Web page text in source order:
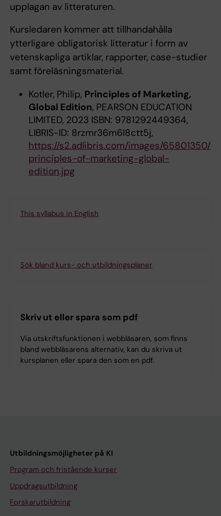
upplagan av litteraturen.
Kursledaren kommer att tillhandahålla
ytterligare obligatorisk litteratur i form av
vetenskapliga artiklar, rapporter, case-studier
samt föreläsningsmaterial.
Kotler, Philip, Principles of Marketing,
Global Edition, PEARSON EDUCATION
LIMITED, 2023 ISBN: 9781292449364,
LIBRIS-ID: 8rzmr36m6l8ctt5j,
https://s2.adlibris.com/images/65801350/
principles-of-marketing-global-
edition.jpg
This syllabus in English
Sök bland kurs- och utbildningsplaner
Skriv ut eller spara som pdf
Via utskriftsfunktionen i webbläsaren, som finns
bland webbläsarens alternativ, kan du skriva ut
kursplanen eller spara den som en pdf.
Utbildningsmöjligheter på KI
Program och fristående kurser
Uppdragsutbildning
Forskarutbildning